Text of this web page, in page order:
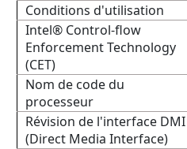
Conditions d'utilisation
Intel® Control-flow
Enforcement Technology
(CET)
Nom de code du
processeur
Révision de l'interface DMI
(Direct Media Interface)